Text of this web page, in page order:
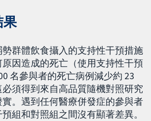
果
群體飲食攝入的支持性干預措施
因造成的死亡（使用支持性干預
名參與者的死亡病例減少約 23
須得到來自高品質隨機對照研究
。遇到任何醫療併發症的參與者
組和對照組之間沒有顯著差異。